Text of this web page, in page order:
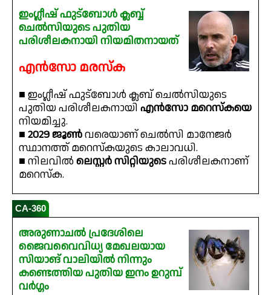
ഇംഗ്ലീഷ് ഫുട്ബോൾ ക്ലബ്ബ്
ചെൽസിയുടെ പുതിയ
പരിശീലകനായി നിയമിതനായത്
എൻസോ മരസ്‌ക
■ ഇം​ഗ്ലീഷ് ഫുട്ബോൾ ക്ലബ് ചെൽസിയുടെ
പുതിയ പരിശീലകനായി എൻസോ മറെസ്കയെ
നിയമിച്ചു.
■ 2029 ജൂൺവരെയാണ് ചെൽസി മാനേജർ
സ്ഥാനത്ത് മറെസ്കയുടെ കാലാവധി.
■ നിലവിൽ ലെസ്റ്റര്‍ സിറ്റിയുടെപരിശീലകനാണ്
മറെസ്ക.
CA-360
അരുണാചൽ പ്രദേശിലെ
ജൈവവൈവിധ്യ മേഖലയായ
സിയാങ് വാലിയിൽ നിന്നും
കണ്ടെത്തിയ പുതിയ ഇനം ഉറുമ്പ്
വർഗ്ഗം